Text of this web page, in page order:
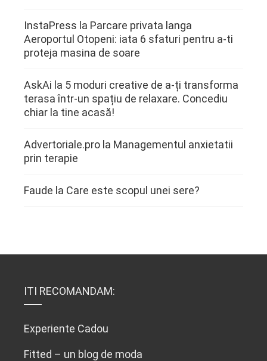
InstaPress la Parcare privata langa
Aeroportul Otopeni: iata 6 sfaturi pentru a-ti
proteja masina de soare
AskAi la 5 moduri creative de a-ți transforma
terasa într-un spațiu de relaxare. Concediu
chiar la tine acasă!
Advertoriale.pro la Managementul anxietatii
prin terapie
Faude la Care este scopul unei sere?
ITI RECOMANDAM:
Experiente Cadou
Fitted – un blog de moda